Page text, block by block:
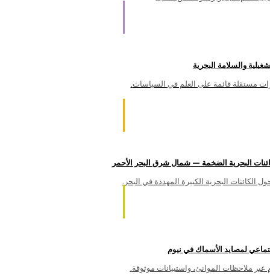
لمصايد الأسماك في نيوم